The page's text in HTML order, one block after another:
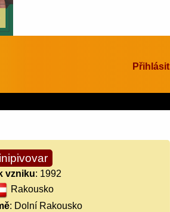
Přihlásit
vzniku: 1992
Rakousko
: Dolní Rakousko